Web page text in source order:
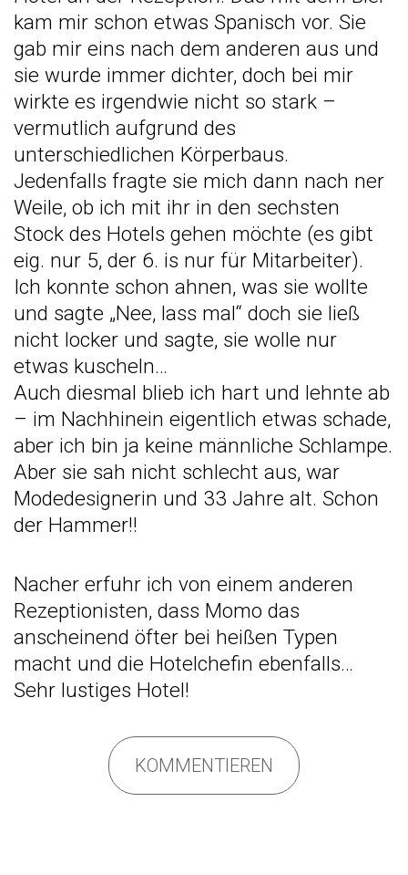
kam mir schon etwas Spanisch vor. Sie
gab mir eins nach dem anderen aus und
sie wurde immer dichter, doch bei mir
wirkte es irgendwie nicht so stark –
vermutlich aufgrund des
unterschiedlichen Körperbaus.
Jedenfalls fragte sie mich dann nach ner
Weile, ob ich mit ihr in den sechsten
Stock des Hotels gehen möchte (es gibt
eig. nur 5, der 6. is nur für Mitarbeiter).
Ich konnte schon ahnen, was sie wollte
und sagte „Nee, lass mal“ doch sie ließ
nicht locker und sagte, sie wolle nur
etwas kuscheln…
Auch diesmal blieb ich hart und lehnte ab
– im Nachhinein eigentlich etwas schade,
aber ich bin ja keine männliche Schlampe.
Aber sie sah nicht schlecht aus, war
Modedesignerin und 33 Jahre alt. Schon
der Hammer!!
Nacher erfuhr ich von einem anderen
Rezeptionisten, dass Momo das
anscheinend öfter bei heißen Typen
macht und die Hotelchefin ebenfalls…
Sehr lustiges Hotel!
KOMMENTIEREN